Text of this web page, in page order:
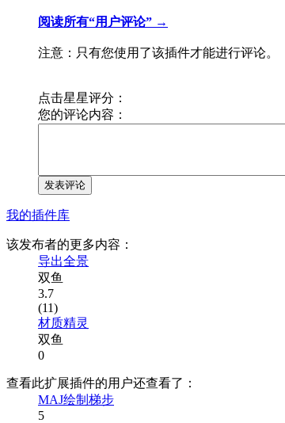
阅读所有“用户评论” →
注意：只有您使用了该插件才能进行评论。
点击星星评分：
您的评论内容：
发表评论
我的插件库
该发布者的更多内容：
导出全景
双鱼
3.7
(11)
材质精灵
双鱼
0
查看此扩展插件的用户还查看了：
MAJ绘制梯步
5